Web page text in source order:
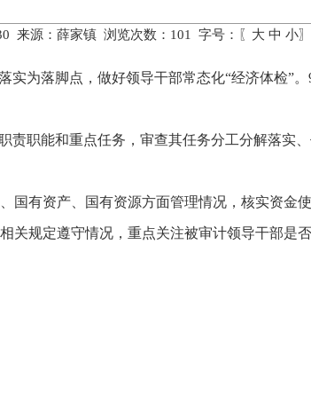
来源：薛家镇 浏览次数： 101 字号：〖 大 中 小〗
实为落脚点，做好领导干部常态化“经济体检”
责职能和重点任务，审查其任务分工分解落实
国有资产、国有资源方面管理情况，核实资金
关规定遵守情况，重点关注被审计领导干部是